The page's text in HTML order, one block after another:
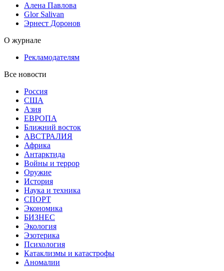
Алена Павлова
Glor Salivan
Эрнест Доронов
О журнале
Рекламодателям
Все новости
Россия
США
Азия
ЕВРОПА
Ближний восток
АВСТРАЛИЯ
Африка
Антарктида
Войны и террор
Оружие
История
Наука и техника
СПОРТ
Экономика
БИЗНЕС
Экология
Эзотерика
Психология
Катаклизмы и катастрофы
Аномалии